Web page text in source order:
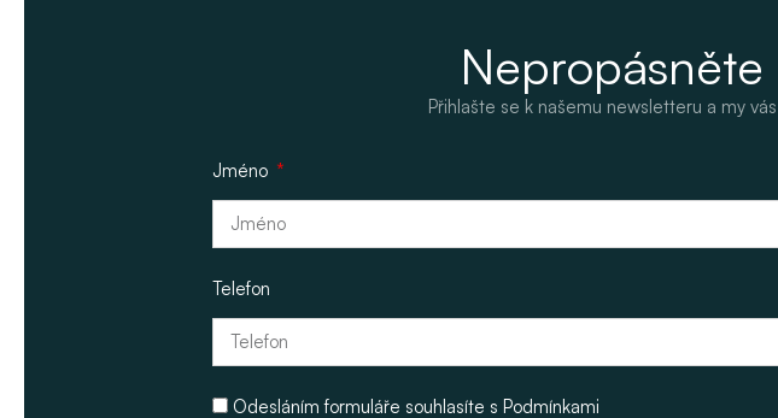
Přihlašte se k našemu newsletteru a my
Jméno
Telefon
Odesláním formuláře souhlasíte s Podmínkami